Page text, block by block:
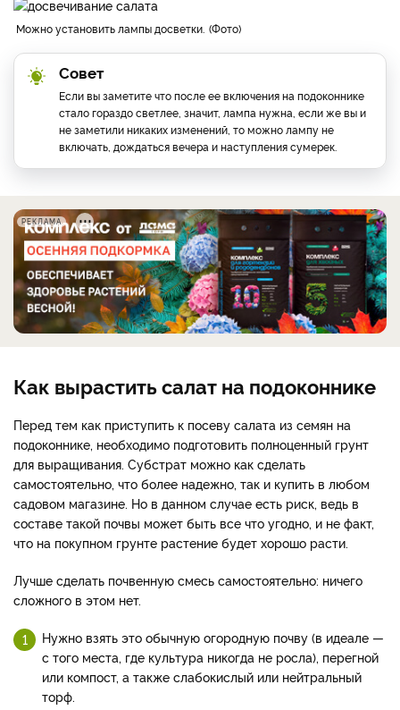
Можно установить лампы досветки. Фото
Совет
Если вы заметите что после ее включения на подоконнике
стало гораздо светлее, значит, лампа нужна, если же вы и
не заметили никаких изменений, то можно лампу не
включать, дождаться вечера и наступления сумерек.
РЕКЛАМА
Как вырастить салат на подоконнике
Перед тем как приступить к посеву салата из семян на
подоконнике, необходимо подготовить полноценный грунт
для выращивания. Субстрат можно как сделать
самостоятельно, что более надежно, так и купить в любом
садовом магазине. Но в данном случае есть риск, ведь в
составе такой почвы может быть все что угодно, и не факт,
что на покупном грунте растение будет хорошо расти.
Лучше сделать почвенную смесь самостоятельно: ничего
сложного в этом нет.
Нужно взять это обычную огородную почву (в идеале —
с того места, где культура никогда не росла), перегной
или компост, а также слабокислый или нейтральный
торф.